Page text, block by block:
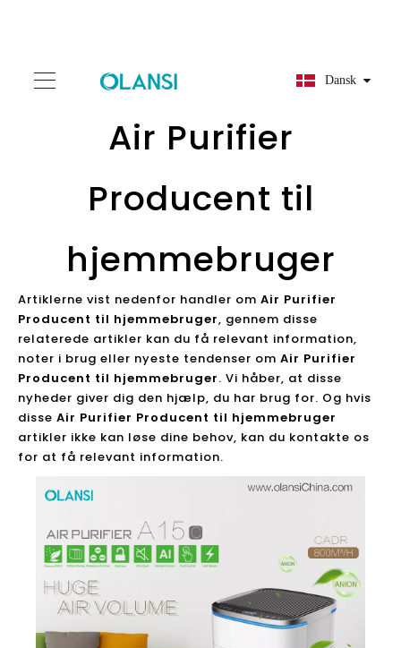
Dansk
Air Purifier
Producent til
hjemmebruger
Artiklerne vist nedenfor handler om Air Purifier
Producent til hjemmebruger, gennem disse
relaterede artikler kan du få relevant information,
noter i brug eller nyeste tendenser om Air Purifier
Producent til hjemmebruger. Vi håber, at disse
nyheder giver dig den hjælp, du har brug for. Og hvis
disse Air Purifier Producent til hjemmebruger
artikler ikke kan løse dine behov, kan du kontakte os
for at få relevant information.